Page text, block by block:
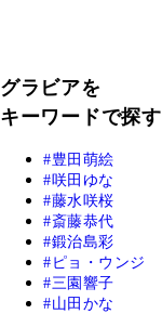
グラビアを
キーワードで探す
豊田萌絵
咲田ゆな
藤水咲桜
斎藤恭代
鍛治島彩
ピョ・ウンジ
三園響子
山田かな